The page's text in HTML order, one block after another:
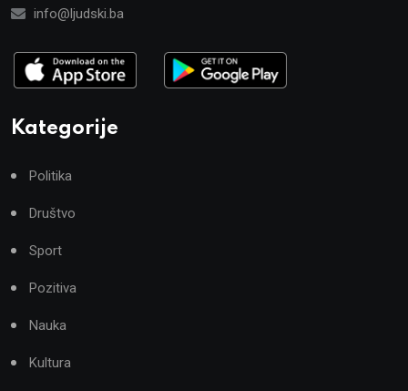
info@ljudski.ba
Kategorije
Politika
Društvo
Sport
Pozitiva
Nauka
Kultura